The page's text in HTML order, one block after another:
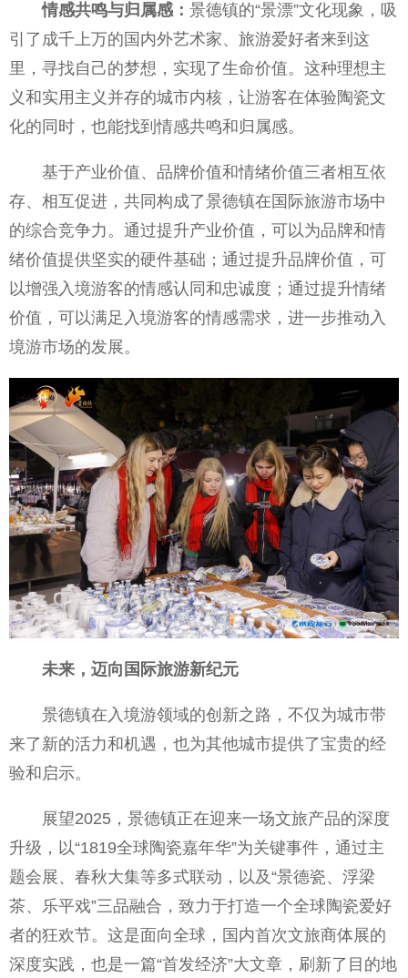
情感共鸣与归属感： 景德镇的“景漂”文化现象，吸
引了成千上万的国内外艺术家、旅游爱好者来到这
里，寻找自己的梦想，实现了生命价值。这种理想主
义和实用主义并存的城市内核，让游客在体验陶瓷文
化的同时，也能找到情感共鸣和归属感。
基于产业价值、品牌价值和情绪价值三者相互依
存、相互促进，共同构成了景德镇在国际旅游市场中
的综合竞争力。通过提升产业价值，可以为品牌和情
绪价值提供坚实的硬件基础；通过提升品牌价值，可
以增强入境游客的情感认同和忠诚度；通过提升情绪
价值，可以满足入境游客的情感需求，进一步推动入
境游市场的发展。
未来，迈向国际旅游新纪元
景德镇在入境游领域的创新之路，不仅为城市带
来了新的活力和机遇，也为其他城市提供了宝贵的经
验和启示。
展望2025，景德镇正在迎来一场文旅产品的深度
升级，以“1819全球陶瓷嘉年华”为关键事件，通过主
题会展、春秋大集等多式联动，以及“景德瓷、浮梁
茶、乐平戏”三品融合，致力于打造一个全球陶瓷爱好
者的狂欢节。这是面向全球，国内首次文旅商体展的
深度实践，也是一篇“首发经济”大文章，刷新了目的地